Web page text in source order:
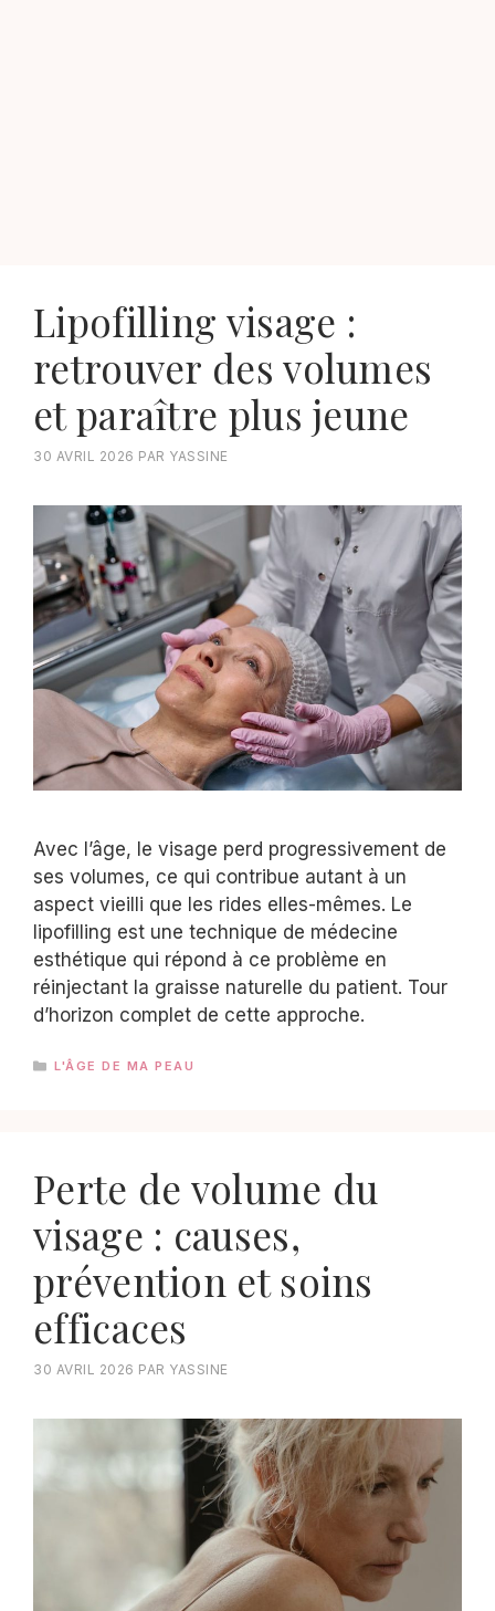
Lipofilling visage :
retrouver des volumes
et paraître plus jeune
30 AVRIL 2026 PAR YASSINE
Avec l’âge, le visage perd progressivement de
ses volumes, ce qui contribue autant à un
aspect vieilli que les rides elles-mêmes. Le
lipofilling est une technique de médecine
esthétique qui répond à ce problème en
réinjectant la graisse naturelle du patient. Tour
d’horizon complet de cette approche.
CATÉGORIES
L'ÂGE DE MA PEAU
Perte de volume du
visage : causes,
prévention et soins
efficaces
30 AVRIL 2026 PAR YASSINE